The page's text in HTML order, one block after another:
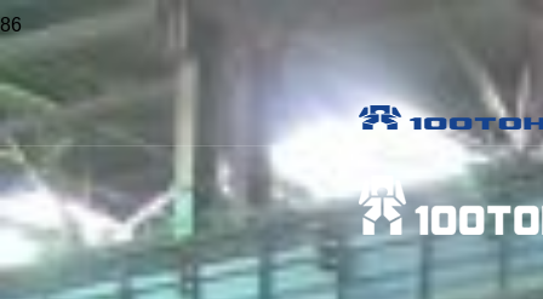
выбрать
Гидравлический портал или кран: что
выбрать
Опубликовано 22 Июн в 16:10